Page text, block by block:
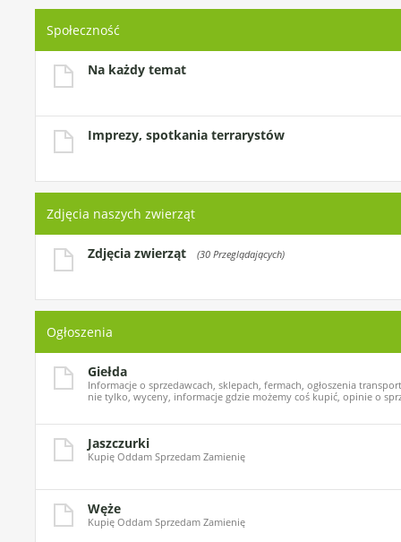
Społeczność
Na każdy temat
Imprezy, spotkania terrarystów
Zdjęcia naszych zwierząt
Zdjęcia zwierząt (30 Przeglądających)
Ogłoszenia
Giełda
Informacje o sprzedawcach, sklepach, fermach, ogłoszenia
nie tylko, wyceny, informacje gdzie możemy coś kupić, opinie o
Jaszczurki
Kupię Oddam Sprzedam Zamienię
Węże
Kupię Oddam Sprzedam Zamienię